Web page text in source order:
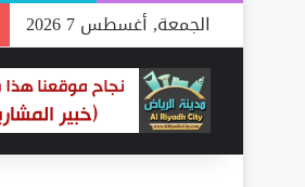
الجمعة, أغسطس 7 2026